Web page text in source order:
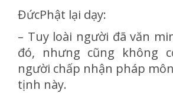
ĐứcPhật lại dạy:
– Tuy loài người đã văn
đó, nhưng cũng không
người chấp nhận pháp
tịnh này.